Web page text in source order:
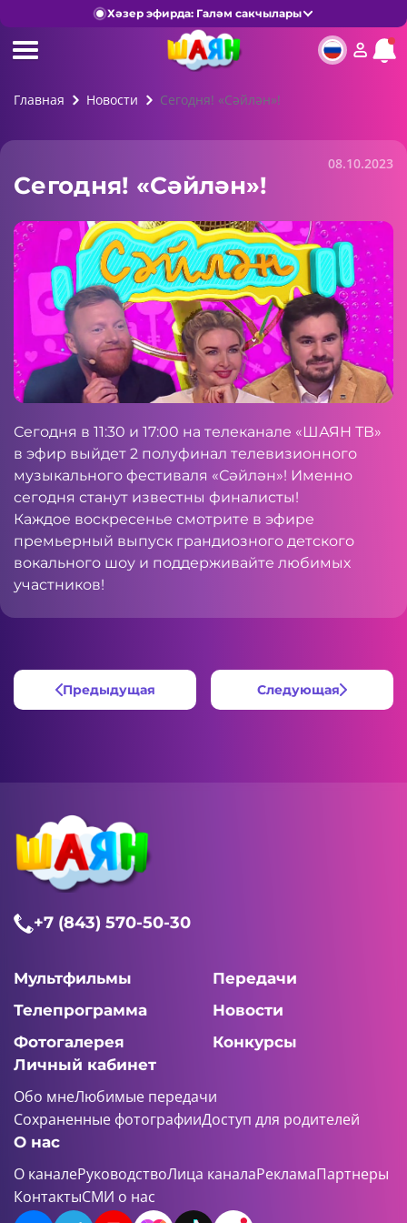
Хәзер эфирда: Галәм сакчылары
Главная Новости Сегодня! «Сәйлән»!
08.10.2023
Сегодня! «Сәйлән»!
Сегодня в 11:30 и 17:00 на телеканале «ШАЯН ТВ»
в эфир выйдет 2 полуфинал телевизионного
музыкального фестиваля «Сәйлән»! Именно
сегодня станут известны финалисты!
Каждое воскресенье смотрите в эфире
премьерный выпуск грандиозного детского
вокального шоу и поддерживайте любимых
участников!
Предыдущая Следующая
+7 (843) 570-50-30
Мультфильмы
Передачи
Телепрограмма
Новости
Фотогалерея
Конкурсы
Личный кабинет
Обо мнеЛюбимые передачи
Сохраненные фотографииДоступ для родителей
О нас
О каналеРуководствоЛица каналаРекламаПартнеры
КонтактыСМИ о нас